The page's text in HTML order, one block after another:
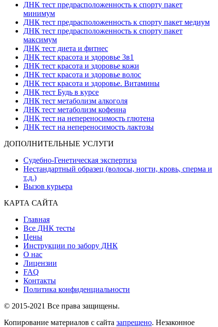
ДНК тест предрасположенность к спорту пакет
минимум
ДНК тест предрасположенность к спорту пакет медиум
ДНК тест предрасположенность к спорту пакет
максимум
ДНК тест диета и фитнес
ДНК тест красота и здоровье 3в1
ДНК тест красота и здоровье кожи
ДНК тест красота и здоровье волос
ДНК тест красота и здоровье. Витамины
ДНК тест Будь в курсе
ДНК тест метаболизм алкоголя
ДНК тест метаболизм кофеина
ДНК тест на непереносимость глютена
ДНК тест на непереносимость лактозы
ДОПОЛНИТЕЛЬНЫЕ УСЛУГИ
Судебно-Генетическая экспертиза
Нестандартный образец (волосы, ногти, кровь, сперма и
т.д.)
Вызов курьера
КАРТА САЙТА
Главная
Все ДНК тесты
Цены
Инструкции по забору ДНК
О нас
Лицензии
FAQ
Контакты
Политика конфиденциальности
© 2015-2021 Все права защищены.
Копирование материалов с сайта запрещено. Незаконное